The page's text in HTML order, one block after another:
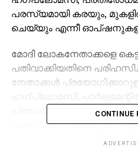
പരസ്യമായി കരയും,
ചെയ്യും എന്നീ
മോദി ലോകനേതാക്കളെ
പതിവാക്കിയതിനെ
നേതാക്കള്‍
പ്രസംഗത്തില്‍ മോദി
പരസ്യമായി കരയുമോ?
ഉള്‍പ്പെടുത്തിയിരിക്കുന്നത്.
CONTINUE